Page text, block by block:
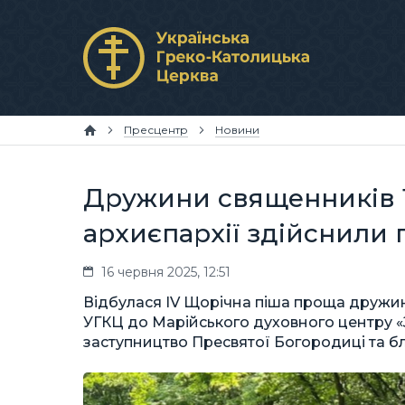
Пресцентр Новини
Дружини священників
архиєпархії
16 червня 2025, 12:51
Відбулася IV Щорічна піша проща дружин
УГКЦ до Марійського духовного центру
заступництво Пресвятої Богородиці та